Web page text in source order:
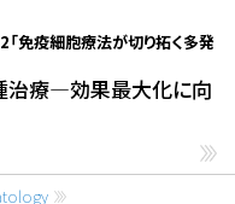
「免疫細胞療法が切り拓く多発
治療―効果最大化に向